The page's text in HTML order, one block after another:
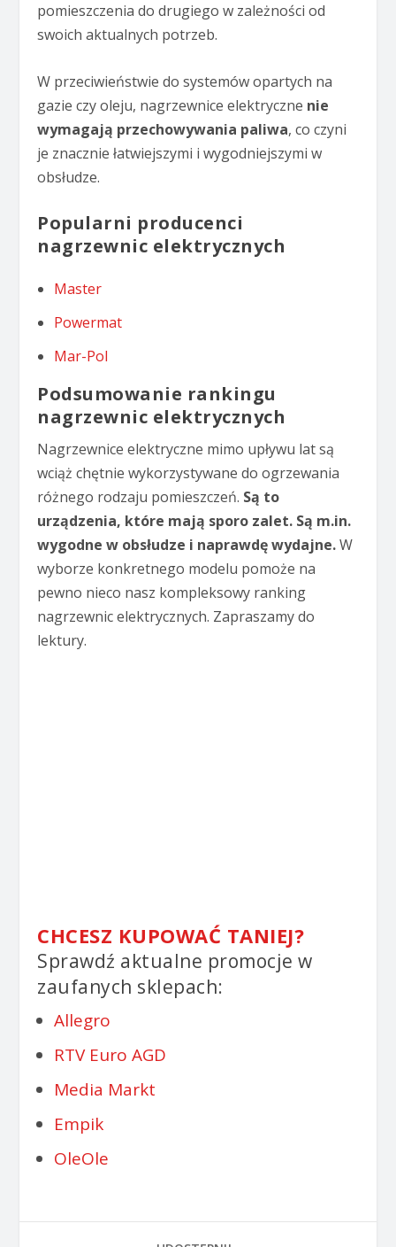
pomieszczenia do drugiego w zależności od
swoich aktualnych potrzeb.
W przeciwieństwie do systemów opartych na
gazie czy oleju, nagrzewnice elektryczne nie
wymagają przechowywania paliwa, co czyni
je znacznie łatwiejszymi i wygodniejszymi w
obsłudze.
Popularni producenci
nagrzewnic elektrycznych
Master
Powermat
Mar-Pol
Podsumowanie rankingu
nagrzewnic elektrycznych
Nagrzewnice elektryczne mimo upływu lat są
wciąż chętnie wykorzystywane do ogrzewania
różnego rodzaju pomieszczeń. Są to
urządzenia, które mają sporo zalet. Są m.in.
wygodne w obsłudze i naprawdę wydajne.W
wyborze konkretnego modelu pomoże na
pewno nieco nasz kompleksowy ranking
nagrzewnic elektrycznych. Zapraszamy do
lektury.
CHCESZ KUPOWAĆ TANIEJ?
Sprawdź aktualne promocje w
zaufanych sklepach:
Allegro
RTV Euro AGD
Media Markt
Empik
OleOle